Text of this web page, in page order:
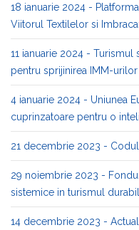
18 ianuarie 2024 -
Viitorul Textilelor si
11 ianuarie 2024 -
pentru sprijinirea IMM-urilor
4 ianuarie 2024 - Uniunea
cuprinzatoare pentru o
21 decembrie 2023 -
29 noiembrie 2023 -
sistemice in turismul durabil
14 decembrie 2023 -